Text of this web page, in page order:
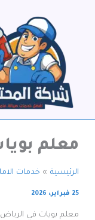
معلم
الرئيسية خدمات
25 فبراير، 2026
معلم بويات في الرياض